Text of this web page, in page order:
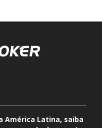
América Latina, saiba